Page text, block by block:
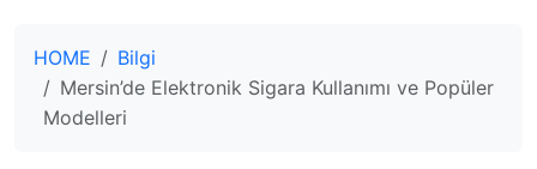
HOME
Bilgi
Mersin’de Elektronik Sigara Kullanımı ve Popüler
Modelleri